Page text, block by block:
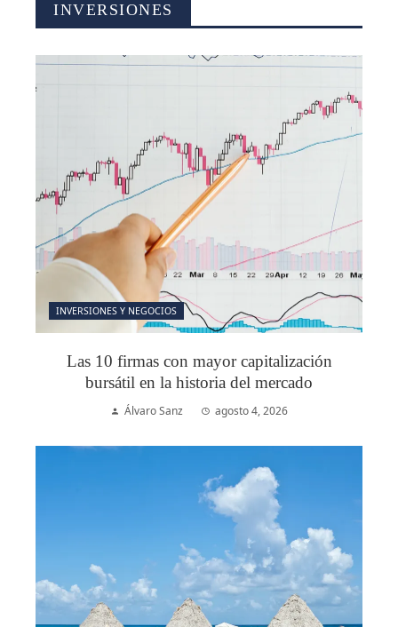
INVERSIONES
INVERSIONES Y NEGOCIOS
Las 10 firmas con mayor capitalización
bursátil en la historia del mercado
Álvaro Sanz agosto 4, 2026